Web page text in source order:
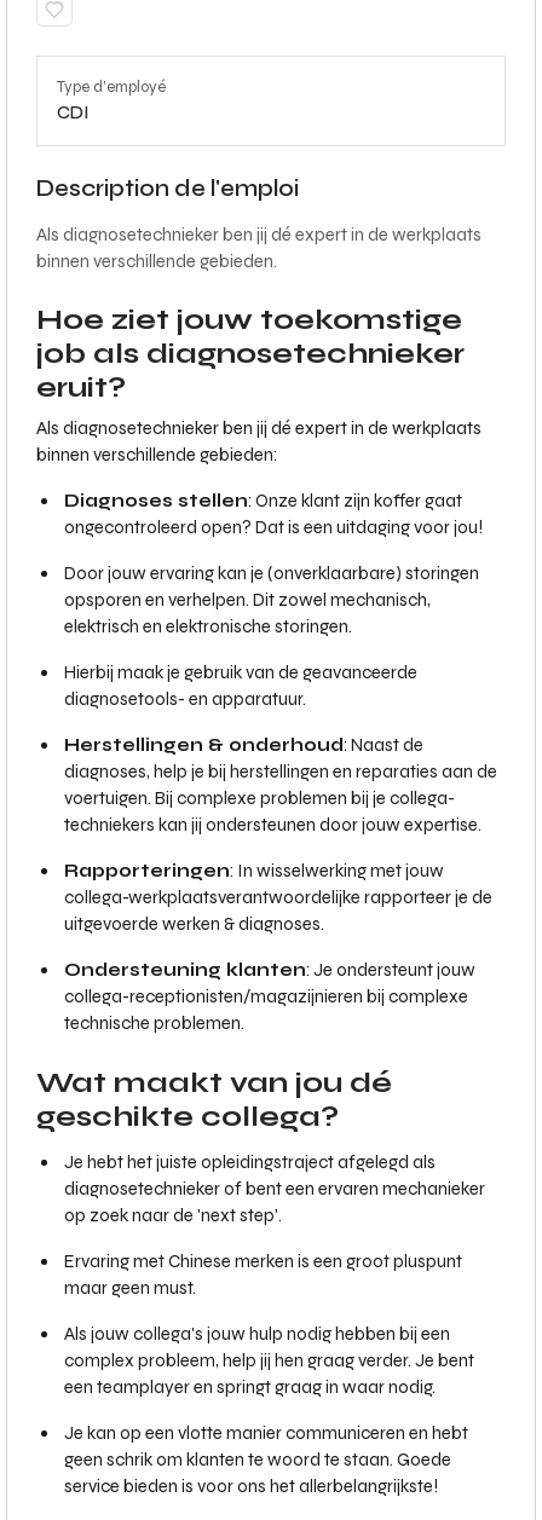
Type d'employé
CDI
Description de l'emploi
Als diagnosetechnieker ben jij dé expert in de werkplaats
binnen verschillende gebieden.
Hoe ziet jouw toekomstige
job als diagnosetechnieker
eruit?
Als diagnosetechnieker ben jij dé expert in de werkplaats
binnen verschillende gebieden:
Diagnoses stellen: Onze klant zijn koffer gaat
ongecontroleerd open? Dat is een uitdaging voor jou!
Door jouw ervaring kan je (onverklaarbare) storingen
opsporen en verhelpen. Dit zowel mechanisch,
elektrisch en elektronische storingen.
Hierbij maak je gebruik van de geavanceerde
diagnosetools- en apparatuur.
Herstellingen & onderhoud: Naast de
diagnoses, help je bij herstellingen en reparaties aan de
voertuigen. Bij complexe problemen bij je collega-
techniekers kan jij ondersteunen door jouw expertise.
Rapporteringen: In wisselwerking met jouw
collega-werkplaatsverantwoordelijke rapporteer je de
uitgevoerde werken & diagnoses.
Ondersteuning klanten: Je ondersteunt jouw
collega-receptionisten/magazijnieren bij complexe
technische problemen.
Wat maakt van jou dé
geschikte collega?
Je hebt het juiste opleidingstraject afgelegd als
diagnosetechnieker of bent een ervaren mechanieker
op zoek naar de 'next step'.
Ervaring met Chinese merken is een groot pluspunt
maar geen must.
Als jouw collega's jouw hulp nodig hebben bij een
complex probleem, help jij hen graag verder. Je bent
een teamplayer en springt graag in waar nodig.
Je kan op een vlotte manier communiceren en hebt
geen schrik om klanten te woord te staan. Goede
service bieden is voor ons het allerbelangrijkste!